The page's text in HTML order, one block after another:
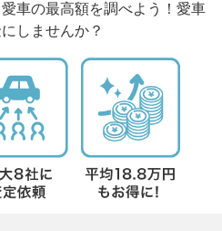
車の最高額を調べよう！愛車
しませんか？